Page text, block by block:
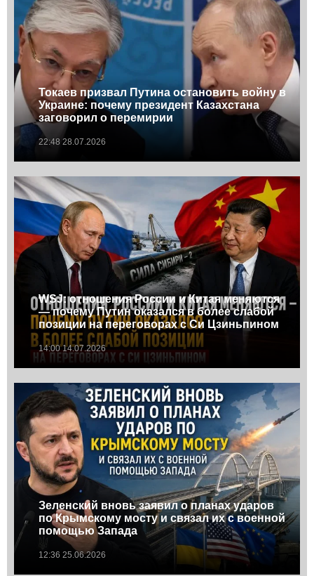
Токаев призвал Путина остановить войну в
Украине: почему президент Казахстана
заговорил о перемирии
22:48 28.07.2026
WSJ: отношения России и Китая меняются
— почему Путин оказался в более слабой
позиции на переговорах с Си Цзиньпином
14:00 14.07.2026
Зеленский вновь заявил о планах ударов
по Крымскому мосту и связал их с военной
помощью Запада
12:36 25.06.2026